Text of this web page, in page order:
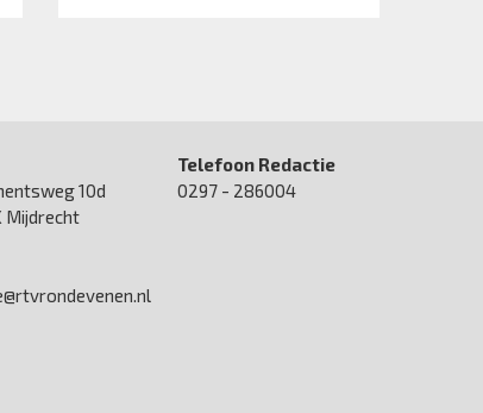
10d
Mijdrecht
Telefoon Redactie
0297 - 286004